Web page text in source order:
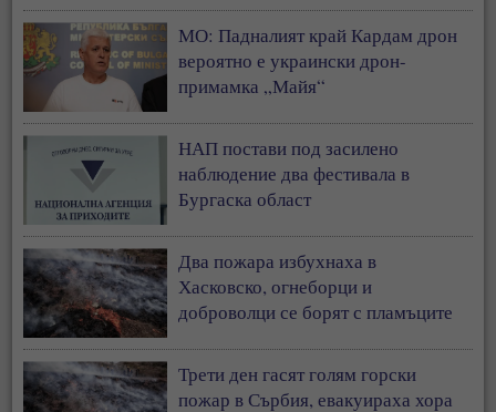
МО: Падналият край Кардам дрон
вероятно е украински дрон-
примамка „Майя“
НАП постави под засилено
наблюдение два фестивала в
Бургаска област
Два пожара избухнаха в
Хасковско, огнеборци и
доброволци се борят с пламъците
Трети ден гасят голям горски
пожар в Сърбия, евакуираха хора